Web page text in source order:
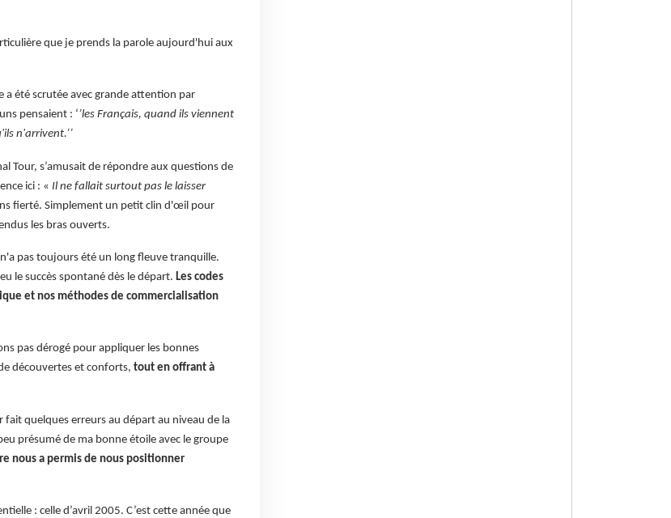
que je prends la parole aujourd'hui aux
a été scrutée avec grande attention par
pensaient : ‘’les Français, quand ils viennent
n'arrivent.’’
Tour, s’amusait de répondre aux questions de
ici : « Il ne fallait surtout pas le laisser
fierté. Simplement un petit clin d'œil pour
les bras ouverts.
pas toujours été un long fleuve tranquille.
le succès spontané dès le départ. Les codes
et nos méthodes de commercialisation
pas dérogé pour appliquer les bonnes
découvertes et conforts, tout en offrant à
quelques erreurs au départ au niveau de la
présumé de ma bonne étoile avec le groupe
nous a permis de nous positionner
: celle d’avril 2005. C’est cette année que